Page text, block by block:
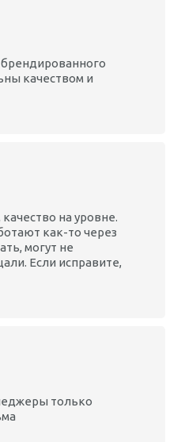
качеством и
на уровне.
как-то через
могут не
Если исправите,
только